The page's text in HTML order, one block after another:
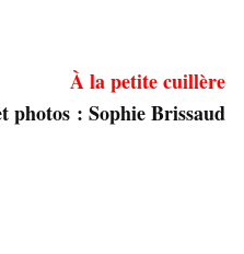
À la petite cuillère
photos : Sophie Brissaud